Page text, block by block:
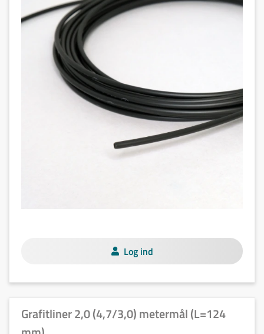
Log ind
Grafitliner 2,0 (4,7/3,0) metermål (L=124